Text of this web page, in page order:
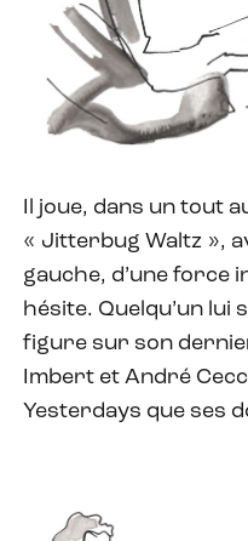
Il joue, dans un tout
« Jitterbug Waltz »,
gauche, d’une force
hésite. Quelqu’un lui
figure sur son
Imbert et André
Yesterdays que ses